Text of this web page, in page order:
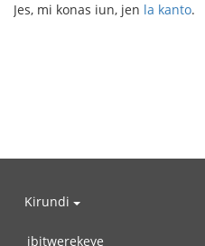
Jes, mi konas iun, jen la kanto.
Kirundi
ibitwerekeye